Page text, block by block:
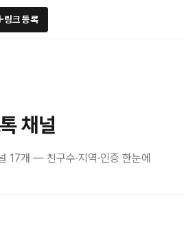
링크 등록
채널
17개 — 친구수·지역·인증 한눈에